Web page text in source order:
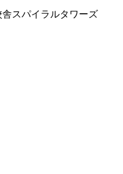
スパイラルタワーズ